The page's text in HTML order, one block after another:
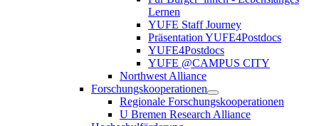
Lernen
YUFE Staff Journey
Präsentation YUFE4Postdocs
YUFE4Postdocs
YUFE @CAMPUS CITY
Northwest Alliance
Forschungskooperationen
Regionale Forschungskooperationen
U Bremen Research Alliance